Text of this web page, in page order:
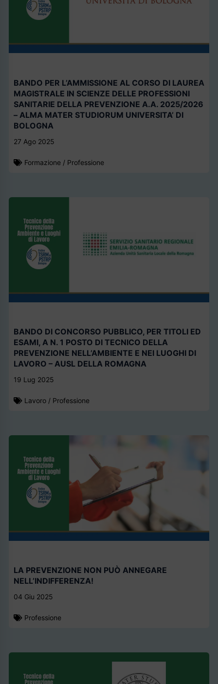
BANDO PER L’AMMISSIONE AL CORSO DI LAUREA
MAGISTRALE IN SCIENZE DELLE PROFESSIONI
SANITARIE DELLA PREVENZIONE A.A. 2025/2026
– ALMA MATER STUDIORUM UNIVERSITA’ DI
BOLOGNA
27 Ago 2025
Formazione / Professione
BANDO DI CONCORSO PUBBLICO, PER TITOLI ED
ESAMI, A N. 1 POSTO DI TECNICO DELLA
PREVENZIONE NELL’AMBIENTE E NEI LUOGHI DI
LAVORO – AUSL DELLA ROMAGNA
19 Lug 2025
Lavoro / Professione
LA PREVENZIONE NON PUÒ ANNEGARE
NELL’INDIFFERENZA!
04 Giu 2025
Professione